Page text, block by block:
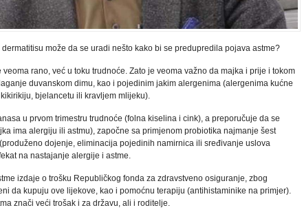
može da se uradi nešto kako bi se predupredila pojava astme?
rano, već u toku trudnoće. Zato je veoma važno da majka i prije i tokom
duvanskom dimu, kao i pojedinim jakim alergenima (alergenima kućne
bjelancetu ili kravljem mlijeku).
u prvom trimestru trudnoće (folna kiselina i cink), a preporučuje da se
ima alergiju ili astmu), započne sa primjenom probiotika najmanje šest
dojenje, eliminacija pojedinih namirnica ili sređivanje uslova
na nastajanje alergije i astme.
izdaje o trošku Republičkog fonda za zdravstveno osiguranje, zbog
da kupuju ove lijekove, kao i pomoćnu terapiju (antihistaminike na primjer).
znači veći trošak i za državu, ali i roditelje.